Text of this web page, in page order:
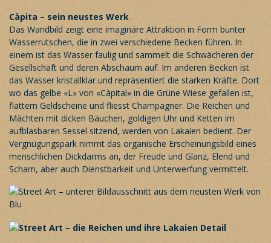
Càpita – sein neustes Werk
Das Wandbild zeigt eine imaginäre Attraktion in Form bunter
Wasserrutschen, die in zwei verschiedene Becken führen. In
einem ist das Wasser faulig und sammelt die Schwächeren der
Gesellschaft und deren Abschaum auf. Im anderen Becken ist
das Wasser kristallklar und repräsentiert die starken Kräfte. Dort
wo das gelbe «L» von «Càpital» in die Grüne Wiese gefallen ist,
flattern Geldscheine und fliesst Champagner. Die Reichen und
Mächten mit dicken Bäuchen, goldigen Uhr und Ketten im
aufblasbaren Sessel sitzend, werden von Lakaien bedient. Der
Vergnügungspark nimmt das organische Erscheinungsbild eines
menschlichen Dickdarms an, der Freude und Glanz, Elend und
Scham, aber auch Dienstbarkeit und Unterwerfung vermittelt.